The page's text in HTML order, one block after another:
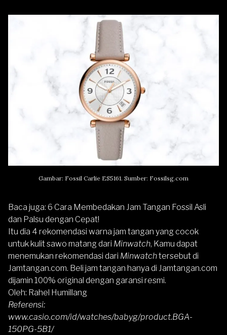
Gambar: Fossil Carlie ES5161. Sumber: Fossilsg.com
Baca juga: 6 Cara Membedakan Jam Tangan Fossil Asli
dan Palsu dengan Cepat!
Itu dia 4 rekomendasi warna jam tangan yang cocok
untuk kulit sawo matang dari Minwatch, Kamu dapat
menemukan rekomendasi dari Minwatchtersebut di
Jamtangan.com. Beli jam tangan hanya di Jamtangan.com
dijamin 100% original dengan garansi resmi.
Oleh: Rahel Humillang
Referensi:
www.casio.com/id/watches/babyg/product.BGA-
150PG-5B1/